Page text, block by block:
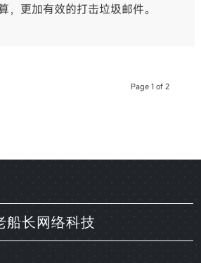
，更加有效的打击垃圾邮件。
Page 1 of 2
船长网络科技